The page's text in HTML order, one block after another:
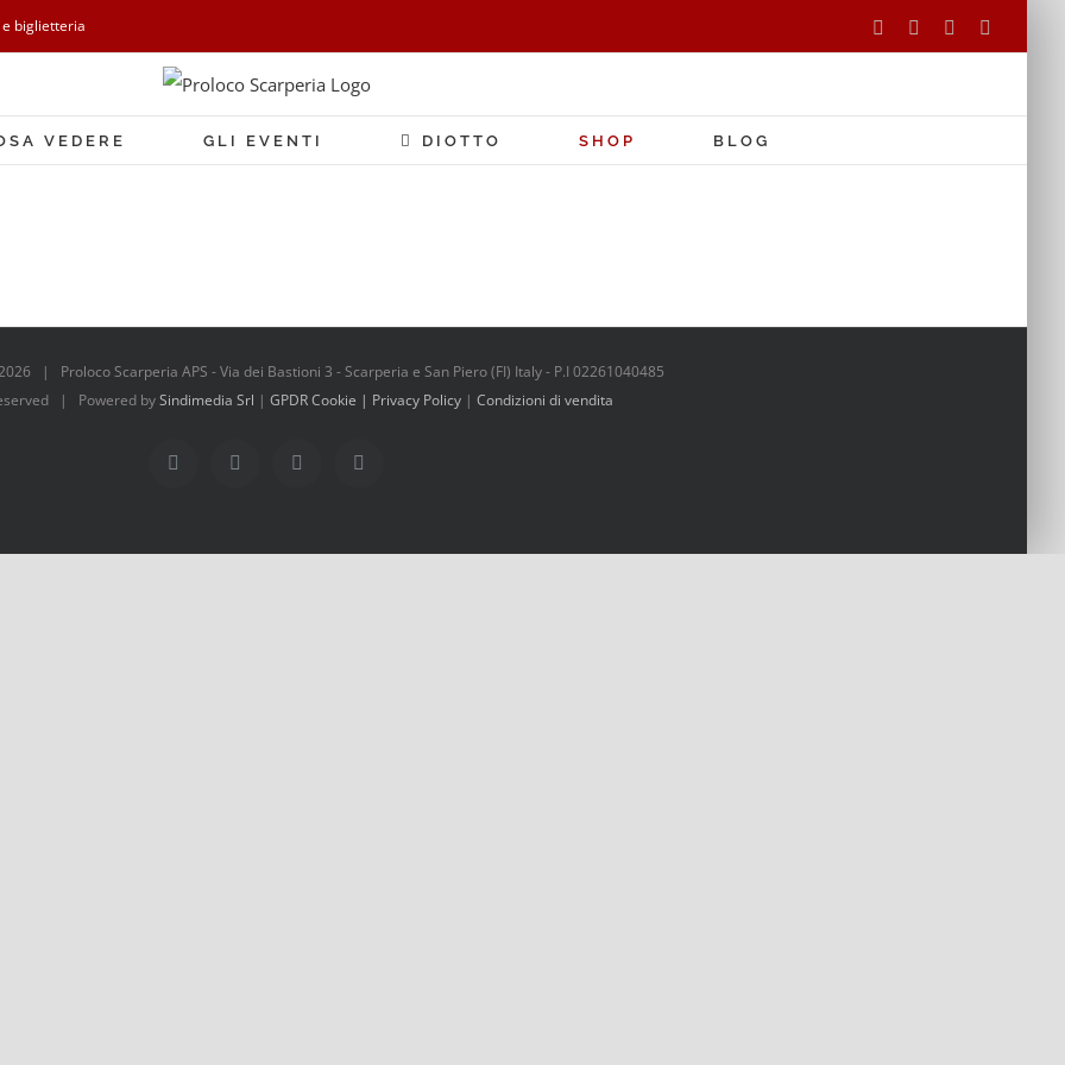
biglietteria FacebookInstagramTripadvisor
VEDERE GLI EVENTI DIOTTO SHOP BLOG
| Proloco Scarperia APS - Via dei Bastioni 3 - Scarperia e San Piero (FI) Italy - P.I 02261040485
| Powered bySindimedia Srl | GPDR Cookie | Privacy Policy | Condizioni di vendita
FacebookInstagramTripadvisorWhatsApp